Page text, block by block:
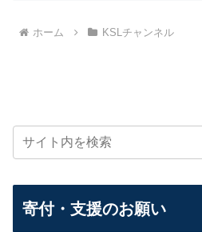
ホーム KSLチャンネル
寄付・支援のお願い